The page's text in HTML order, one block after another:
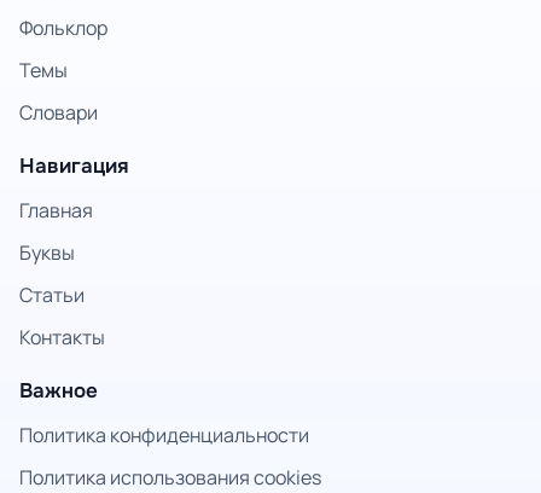
Фольклор
Темы
Словари
Навигация
Главная
Буквы
Статьи
Контакты
Важное
Политика конфиденциальности
Политика использования cookies